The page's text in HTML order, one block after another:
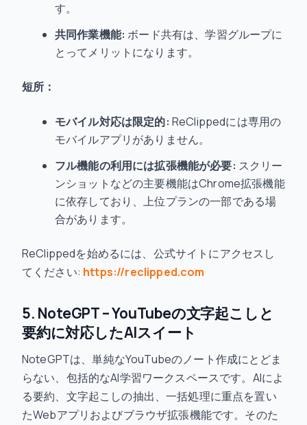
す。
共同作業機能: ボード共有は、学習グループに
とってメリットになります。
短所：
モバイル対応は限定的: ReClippedには専用の
モバイルアプリがありません。
フル機能の利用には拡張機能が必要: スクリー
ンショットなどの主要機能はChrome拡張機能
に依存しており、上位プランの一部である場
合があります。
ReClippedを始めるには、公式サイトにアクセスし
てください: https://reclipped.com
5. NoteGPT – YouTubeの文字起こしと
要約に対応したAIスイート
NoteGPTは、単純なYouTubeのノート作成にとどま
らない、包括的なAI学習ワークスペースです。AIによ
る要約、文字起こしの抽出、一括処理に重点を置い
たWebアプリおよびブラウザ拡張機能です。そのた